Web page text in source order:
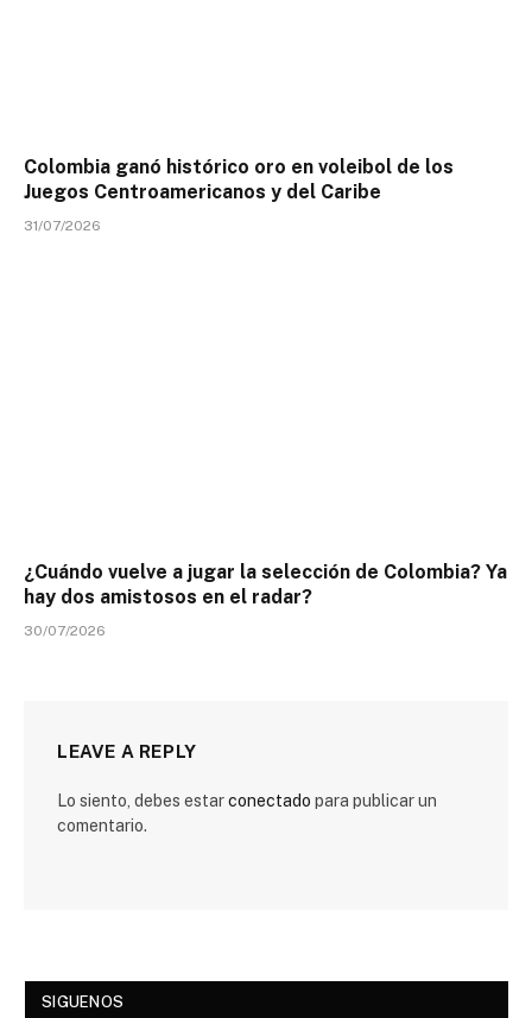
Colombia ganó histórico oro en voleibol de los
Juegos Centroamericanos y del Caribe
31/07/2026
¿Cuándo vuelve a jugar la selección de Colombia? Ya
hay dos amistosos en el radar?
30/07/2026
LEAVE A REPLY
Lo siento, debes estarconectado para publicar un
comentario.
SIGUENOS